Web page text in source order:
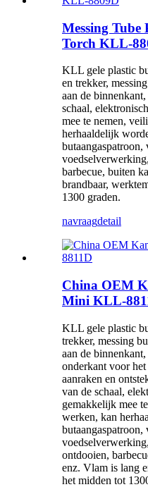
Messing Tube
Torch KLL-
KLL gele plastic
en trekker,
aan de
schaal,
mee te nemen,
herhaaldelijk
barbecue, buiten
brandbaar,
1300 graden.
navraagdetail
China OEM
Mini KLL-
KLL gele plastic
trekker, messing
aan de
onderkant voor
aanraken en
van de schaal,
gemakkelijk mee
werken, kan
ontdooien,
enz. Vlam is lang
het midden tot